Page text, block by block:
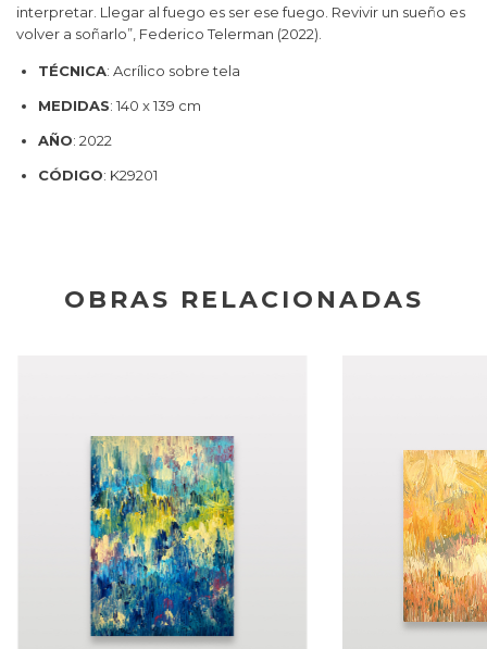
interpretar. Llegar al fuego es ser ese fuego. Revivir un sueño es
volver a soñarlo”, Federico Telerman (2022).
TÉCNICA: Acrílico sobre tela
MEDIDAS: 140 x 139 cm
AÑO: 2022
CÓDIGO: K29201
OBRAS RELACIONADAS